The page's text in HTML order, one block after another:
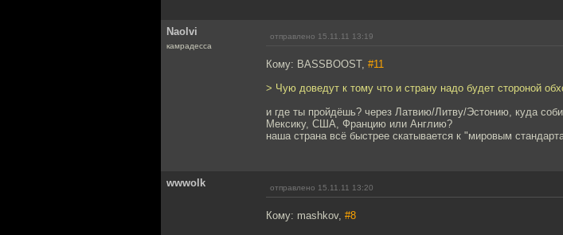
Naolvi
камрадесса
отправлено 15.11.11 13:19
Кому: BASSBOOST, #11
> Чую доведут к тому что и страну надо будет стороной
и где ты пройдёшь? через Латвию/Литву/Эстонию, куда
Мексику, США, Францию или Англию?
наша страна всё быстрее скатывается к "мировым
wwwolk отправлено 15.11.11 13:20
Кому: mashkov, #8